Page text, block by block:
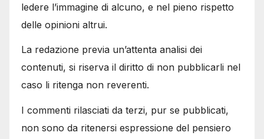
ledere l’immagine di alcuno, e nel pieno rispetto
delle opinioni altrui.
La redazione previa un’attenta analisi dei
contenuti, si riserva il diritto di non pubblicarli nel
caso li ritenga non reverenti.
I commenti rilasciati da terzi, pur se pubblicati,
non sono da ritenersi espressione del pensiero